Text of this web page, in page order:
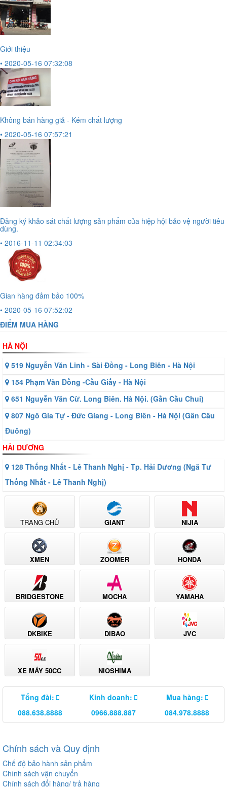
Giới thiệu
• 2020-05-16 07:32:08
Không bán hàng giả - Kém chất lượng
• 2020-05-16 07:57:21
Đăng ký khảo sát chất lượng sản phẩm của hiệp hội bảo vệ người tiêu
dùng.
• 2016-11-11 02:34:03
Gian hàng đảm bảo 100%
• 2020-05-16 07:52:02
ĐIỂM MUA HÀNG
HÀ NỘI
519 Nguyễn Văn Linh - Sài Đồng - Long Biên - Hà Nội
154 Phạm Văn Đồng -Cầu Giấy - Hà Nội
651 Nguyễn Văn Cừ. Long Biên. Hà Nội. (Gần Cầu Chui)
807 Ngô Gia Tự - Đức Giang - Long Biên - Hà Nội (Gần Cầu
Đuông)
HẢI DƯƠNG
128 Thống Nhất - Lê Thanh Nghị - Tp. Hải Dương (Ngã Tư
Thống Nhất - Lê Thanh Nghị)
TRANG CHỦ GIANT NIJIA
XMEN ZOOMER HONDA
BRIDGESTONE MOCHA YAMAHA
DKBIKE DIBAO JVC
XE MÁY 50CC NIOSHIMA
Tổng đài:
088.638.8888
Kinh doanh:
0966.888.887
Mua hàng:
084.978.8888
Chính sách và Quy định
Chế độ bảo hành sản phẩm
Chính sách vận chuyển
Chính sách đổi hàng/ trả hàng